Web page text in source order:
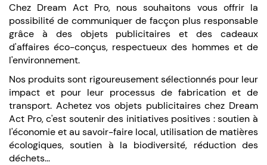
Chez Dream Act Pro, nous souhaitons vous offrir la
possibilité de communiquer de facçon plus responsable
grâce à des objets publicitaires et des cadeaux
d'affaires éco-conçus, respectueux des hommes et de
l'environnement.
Nos produits sont rigoureusement sélectionnés pour leur
impact et pour leur processus de fabrication et de
transport. Achetez vos objets publicitaires chez Dream
Act Pro, c'est soutenir des initiatives positives : soutien à
l'économie et au savoir-faire local, utilisation de matières
écologiques, soutien à la biodiversité, réduction des
déchets...